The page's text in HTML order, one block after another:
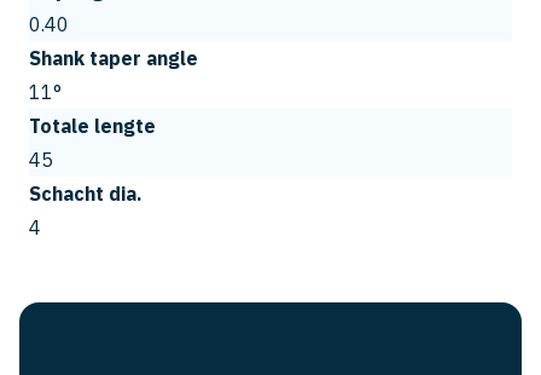
0.40
Shank taper angle
11°
Totale lengte
45
Schacht dia.
4